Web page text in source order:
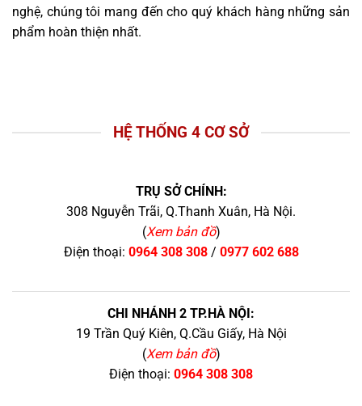
nghệ, chúng tôi mang đến cho quý khách hàng những sản
phẩm hoàn thiện nhất.
HỆ THỐNG 4 CƠ SỞ
TRỤ SỞ CHÍNH:
308 Nguyễn Trãi, Q.Thanh Xuân, Hà Nội.
(Xem bản đồ)
Điện thoại: 0964 308 308/ 0977 602 688
CHI NHÁNH 2 TP.HÀ NỘI:
19 Trần Quý Kiên, Q.Cầu Giấy, Hà Nội
(Xem bản đồ)
Điện thoại: 0964 308 308